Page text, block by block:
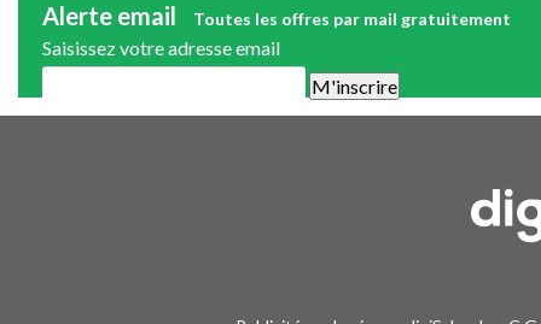
Alerte email Toutes les offres par mail gratuitement
Saisissez votre adresse email